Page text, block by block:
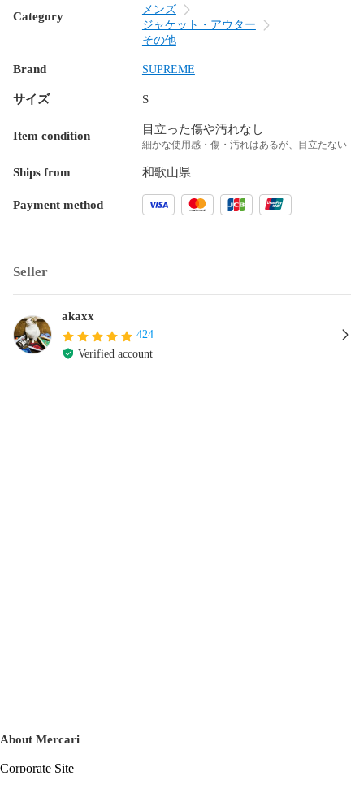
Category
メンズ
ジャケット・アウター
その他
Brand SUPREME
サイズ S
Item condition 目立った傷や汚れなし
細かな使用感・傷・汚れはあるが、目立たない
Ships from 和歌山県
Payment method
Seller
akaxx
424
Verified account
About Mercari
Corporate Site